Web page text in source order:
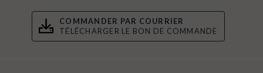
COMMANDER PAR COURRIER
TÉLÉCHARGER LE BON DE COMMANDE